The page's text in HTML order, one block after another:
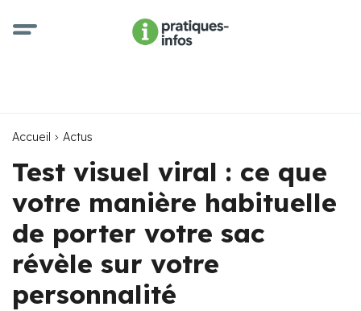
Accueil Actus
Test visuel viral : ce que
votre manière habituelle
de porter votre sac
révèle sur votre
personnalité